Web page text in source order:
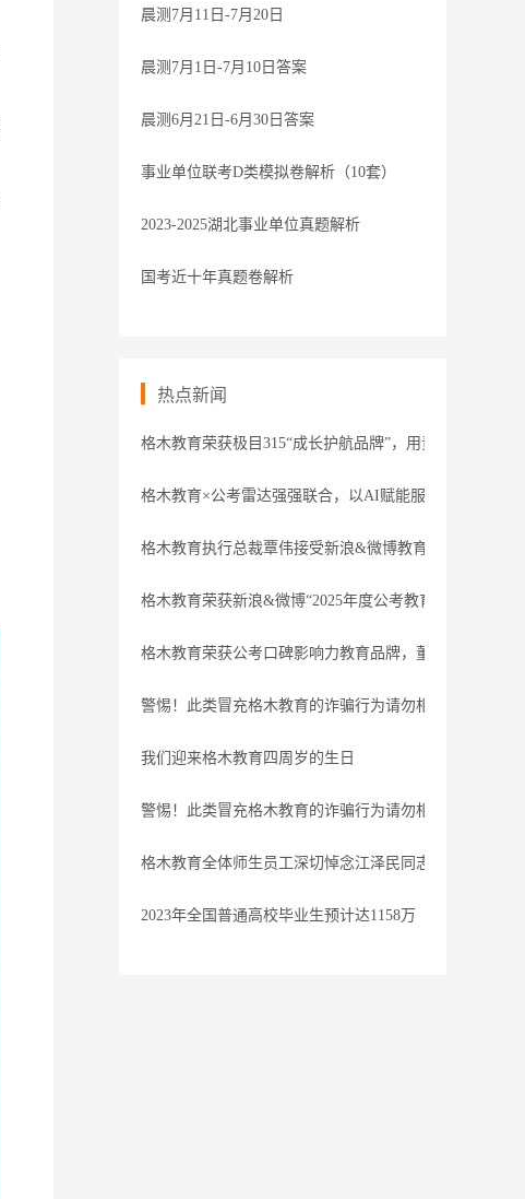
晨测7月11日-7月20日
晨测7月1日-7月10日答案
晨测6月21日-6月30日答案
事业单位联考D类模拟卷解析（10套）
2023-2025湖北事业单位真题解析
国考近十年真题卷解析
热点新闻
格木教育荣获极目315“成长护航品牌”，用责任守护职业
格木教育×公考雷达强强联合，以AI赋能服务
格木教育执行总裁覃伟接受新浪&微博教育盛典专访
格木教育荣获新浪&微博“2025年度公考教育领导力品牌”
格木教育荣获公考口碑影响力教育品牌，董事长接受腾
警惕！此类冒充格木教育的诈骗行为请勿相信
我们迎来格木教育四周岁的生日
警惕！此类冒充格木教育的诈骗行为请勿相信
格木教育全体师生员工深切悼念江泽民同志
2023年全国普通高校毕业生预计达1158万